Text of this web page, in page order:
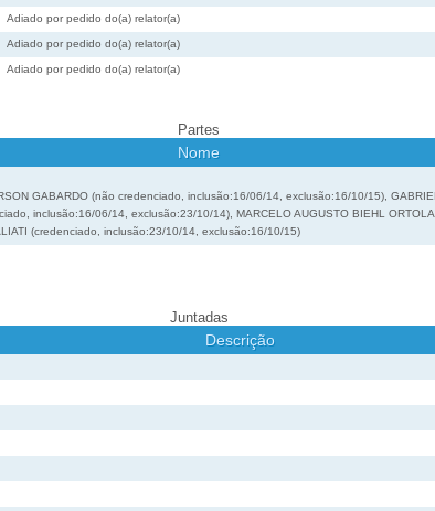
Adiado por pedido do(a) relator(a)
Adiado por pedido do(a) relator(a)
Adiado por pedido do(a) relator(a)
Partes
Nome
GABARDO (não credenciado, inclusão:16/06/14, exclusão:16/10/15),
inclusão:16/06/14, exclusão:23/10/14), MARCELO AUGUSTO BIEHL
(credenciado, inclusão:23/10/14, exclusão:16/10/15)
Juntadas
Descrição